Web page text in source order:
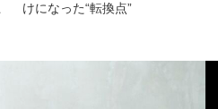
けになった“転換点”